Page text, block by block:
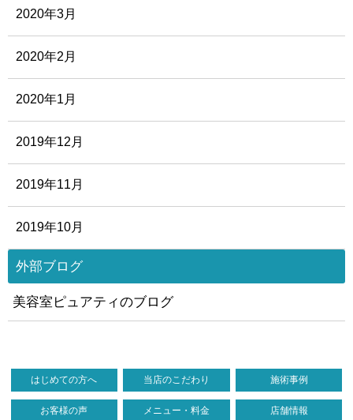
2020年3月
2020年2月
2020年1月
2019年12月
2019年11月
2019年10月
外部ブログ
美容室ピュアティのブログ
はじめての方へ 当店のこだわり 施術事例
お客様の声 メニュー・料金 店舗情報